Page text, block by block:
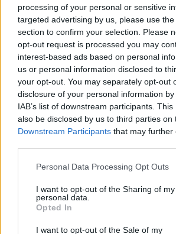
processing of your personal or sensitive
targeted advertising by us, please use
section to confirm your selection. Please
opt-out request is processed you may
interest-based ads based on personal
us or personal information disclosed to
your opt-out. You may separately opt-out
disclosure of your personal information
IAB’s list of downstream participants.
also be disclosed by us to third parties on
Downstream Participants that may further
Personal Data Processing Opt Outs
I want to opt-out of the Sharing of my
personal data.
Opted In
I want to opt-out of the Sale of my
Β.Σ. Καρούλιας: Τζίρος 98,7
εκατ. ευρώ και αύξηση κερδών
57% - Τα νέα στοιχήματα σε
low & non alcohol
Deloitte
είσοδο
Η Chery επενδύει 75 εκατ. δολάρια στην KG
Το FIAT 500 Hybrid τώρα από